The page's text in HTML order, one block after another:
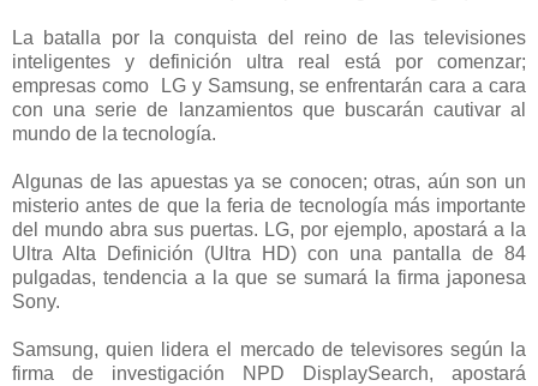
La batalla por la conquista del reino de las televisiones
inteligentes y definición ultra real está por comenzar;
empresas como LG y Samsung, se enfrentarán cara a cara
con una serie de lanzamientos que buscarán cautivar al
mundo de la tecnología.
Algunas de las apuestas ya se conocen; otras, aún son un
misterio antes de que la feria de tecnología más importante
del mundo abra sus puertas. LG, por ejemplo, apostará a la
Ultra Alta Definición (Ultra HD) con una pantalla de 84
pulgadas, tendencia a la que se sumará la firma japonesa
Sony.
Samsung, quien lidera el mercado de televisores según la
firma de investigación NPD DisplaySearch, apostará